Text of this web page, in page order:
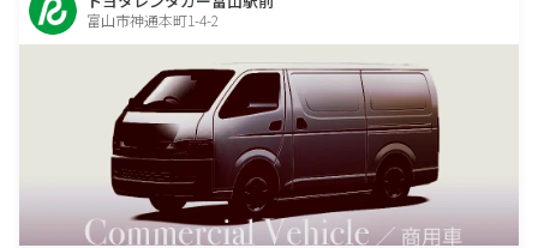
富山市神通本町1-4-2